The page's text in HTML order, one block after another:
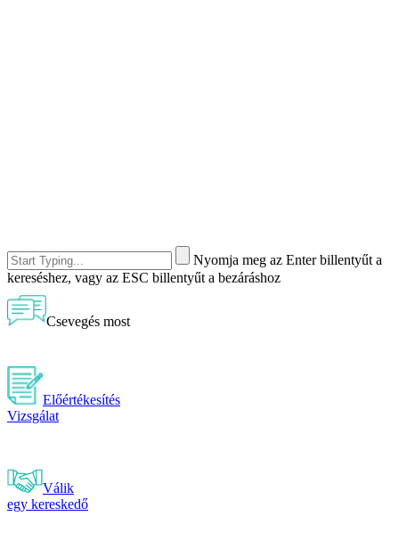
Nyomja meg az Enter billentyűt a
kereséshez, vagy az ESC billentyűt a bezáráshoz
Csevegés most
Előértékesítés
Vizsgálat
Válik
egy kereskedő